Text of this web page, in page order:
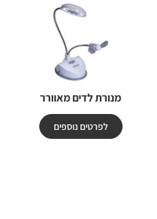
מנורת לדים מאוורר
לפרטים נוספים